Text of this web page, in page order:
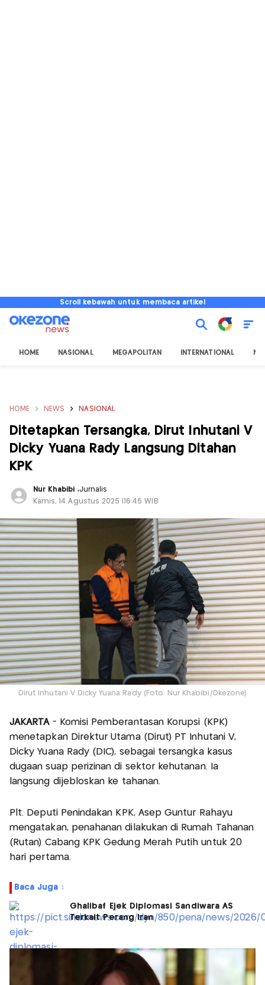
Scroll kebawah untuk membaca artikel
HOME NASIONAL MEGAPOLITAN INTERNATIONAL
HOME NEWS NASIONAL
Ditetapkan Tersangka, Dirut Inhutani V
Dicky Yuana Rady Langsung Ditahan
KPK
Nur Khabibi ,Jurnalis
Kamis, 14 Agustus 2025 |16:45 WIB
Dirut Inhutani V Dicky Yuana Rady (Foto: Nur Khabibi/Okezone)
JAKARTA- Komisi Pemberantasan Korupsi (KPK)
menetapkan Direktur Utama (Dirut) PT Inhutani V,
Dicky Yuana Rady (DIC), sebagai tersangka kasus
dugaan suap perizinan di sektor kehutanan. Ia
langsung dijebloskan ke tahanan.
Plt. Deputi Penindakan KPK, Asep Guntur Rahayu
mengatakan, penahanan dilakukan di Rumah Tahanan
(Rutan) Cabang KPK Gedung Merah Putih untuk 20
hari pertama.
Baca Juga :
Ghalibaf Ejek Diplomasi Sandiwara AS
Terkait Perang Iran